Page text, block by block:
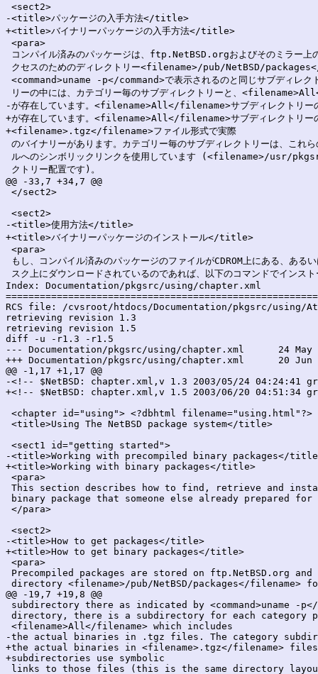
<sect2>
-<title>パッケージの入手方法</title>
+<title>バイナリーパッケージの入手方法</title>
<para>
コンパイル済みのパッケージは、ftp.NetBSD.orgおよびそのミラー上
クセスのためのディレクトリー<filename>/pub/NetBSD/
<command>uname -p</command>で表示されるのと同じサブディレク
リーの中には、カテゴリー毎のサブディレクトリーと、
-が存在しています。<filename>All</filename>サブディレクトリー
+が存在しています。<filename>All</filename>サブディレクトリー
+<filename>.tgz</filename>ファイル形式で実際
のバイナリーがあります。カテゴリー毎のサブディレクトリーは、これ
ルへのシンボリックリンクを使用しています (<filename>/usr/
クトリー配置です)。
@@ -33,7 +34,7 @@
</sect2>
<sect2>
-<title>使用方法</title>
+<title>バイナリーパッケージのインストール</title>
<para>
もし、コンパイル済みのパッケージのファイルがCDROM上にある、ある
スク上にダウンロードされているのであれば、以下のコマンドでインス
Index: Documentation/pkgsrc/using/chapter.xml
RCS file: /cvsroot/htdocs/Documentation/pkgsrc/using/
retrieving revision 1.3
retrieving revision 1.5
diff -u -r1.3 -r1.5
--- Documentation/pkgsrc/using/chapter.xml	24 May 2003 04:24:41 -0000	1.3
+++ Documentation/pkgsrc/using/chapter.xml	20 Jun 2003 04:51:34 -0000	1.5
@@ -1,17 +1,17 @@
-<!-- $NetBSD: chapter.xml,v 1.3 2003/05/24 04:24:41
+<!-- $NetBSD: chapter.xml,v 1.5 2003/06/20 04:51:34
<chapter id="using"> <?dbhtml filename="using.html"?>
<title>Using The NetBSD package system</title>
<sect1 id="getting started">
-<title>Working with precompiled binary packages</
+<title>Working with binary packages</title>
<para>
This section describes how to find, retrieve and
binary package that someone else already prepared
</para>
<sect2>
-<title>How to get packages</title>
+<title>How to get binary packages</title>
<para>
Precompiled packages are stored on ftp.NetBSD.org
directory <filename>/pub/NetBSD/packages</filename>
@@ -19,7 +19,8 @@
subdirectory there as indicated by <command>uname -
directory, there is a subdirectory for each category
<filename>All</filename> which includes
-the actual binaries in .tgz files. The category
+the actual binaries in <filename>.tgz</filename>
+subdirectories use symbolic
links to those files (this is the same directory